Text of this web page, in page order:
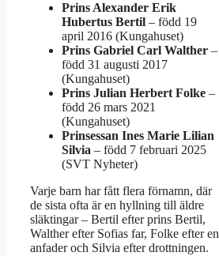
Prins Alexander Erik
Hubertus Bertil – född 19
april 2016 (Kungahuset)
Prins Gabriel Carl Walther –
född 31 augusti 2017
(Kungahuset)
Prins Julian Herbert Folke –
född 26 mars 2021
(Kungahuset)
Prinsessan Ines Marie Lilian
Silvia – född 7 februari 2025
(SVT Nyheter)
Varje barn har fått flera förnamn, där
de sista ofta är en hyllning till äldre
släktingar – Bertil efter prins Bertil,
Walther efter Sofias far, Folke efter en
anfader och Silvia efter drottningen.